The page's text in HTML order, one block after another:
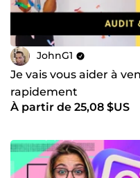
JohnG1
Je vais vous aider à
rapidement
À partir de 25,08 $US